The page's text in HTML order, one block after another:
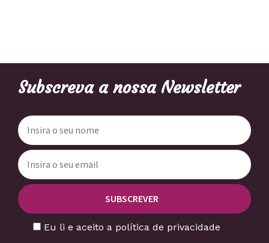
Subscreva a nossa Newsletter
Eu li e aceito a política de privacidade